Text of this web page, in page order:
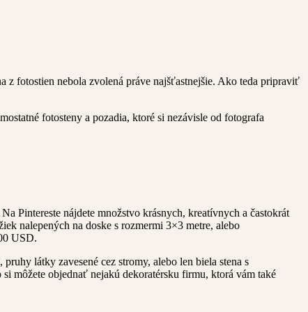
z fotostien nebola zvolená práve najšťastnejšie. Ako teda pripraviť
fotosteny a pozadia, ktoré si nezávisle od fotografa
Pintereste nájdete množstvo krásnych, kreatívnych a častokrát
nalepených na doske s rozmermi 3×3 metre, alebo
USD.
látky zavesené cez stromy, alebo len biela stena s
môžete objednať nejakú dekoratérsku firmu, ktorá vám také